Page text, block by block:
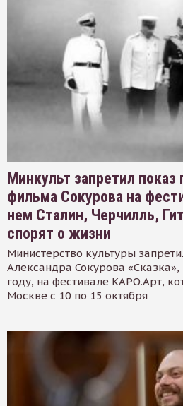
Минкульт запретил показ
фильма Сокурова на
нем Сталин, Черчилль,
спорят о жизни
Министерство культуры
Александра Сокурова
году, на фестивале КАРО.Арт,
Москве с 10 по 15 октября